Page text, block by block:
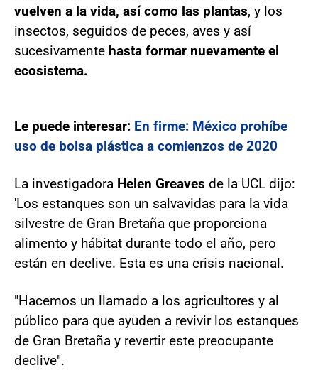
vuelven a la vida, así como las plantas, y los
insectos, seguidos de peces, aves y así
sucesivamente hasta formar nuevamente el
ecosistema.
Le puede interesar: En firme: México prohíbe
uso de bolsa plástica a comienzos de 2020
La investigadora Helen Greaves de la UCL dijo:
'Los estanques son un salvavidas para la vida
silvestre de Gran Bretaña que proporciona
alimento y hábitat durante todo el año, pero
están en declive. Esta es una crisis nacional.
"Hacemos un llamado a los agricultores y al
público para que ayuden a revivir los estanques
de Gran Bretaña y revertir este preocupante
declive".